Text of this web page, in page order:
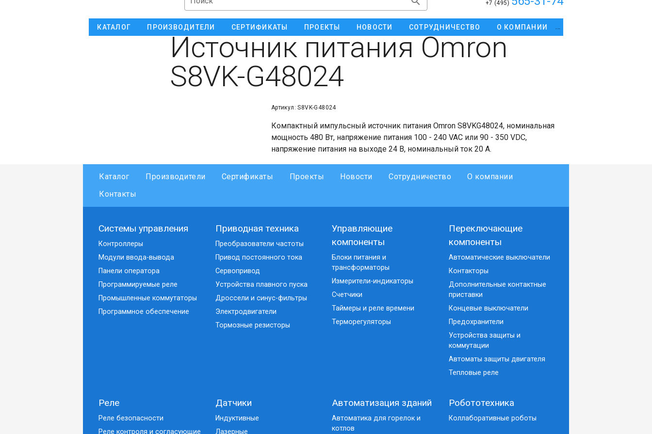
+7 (495)
КАТАЛОГ ПРОИЗВОДИТЕЛИ СЕРТИФИКАТЫ ПРОЕКТЫ НОВОСТИ СОТРУДНИЧЕСТВО О КОМПАНИИ
Источник питания Omron
S8VK-G48024
Артикул: S8VK-G48024
Компактный импульсный источник питания Omron S8VKG48024, номинальная
мощность 480 Вт, напряжение питания 100 - 240 VAC или 90 - 350 VDC,
напряжение питания на выходе 24 В, номинальный ток 20 А.
Каталог Производители Сертификаты Проекты Новости Сотрудничество
О компании
Контакты
Системы управления
Контроллеры
Модули ввода-вывода
Панели оператора
Программируемые реле
Промышленные коммутаторы
Программное обеспечение
Приводная техника
Преобразователи частоты
Привод постоянного тока
Сервопривод
Устройства плавного пуска
Дроссели и синус-фильтры
Электродвигатели
Тормозные резисторы
Управляющие
компоненты
Блоки питания и
трансформаторы
Измерители-индикаторы
Счетчики
Таймеры и реле времени
Терморегуляторы
Переключающие
компоненты
Автоматические выключатели
Контакторы
Дополнительные контактные
приставки
Концевые выключатели
Предохранители
Устройства защиты и
коммутации
Автоматы защиты двигателя
Тепловые реле
Реле
Реле безопасности
Реле контроля и согласующие
Датчики
Индуктивные
Лазерные
Автоматизация зданий
Автоматика для горелок и
котлов
Робототехника
Коллаборативные роботы